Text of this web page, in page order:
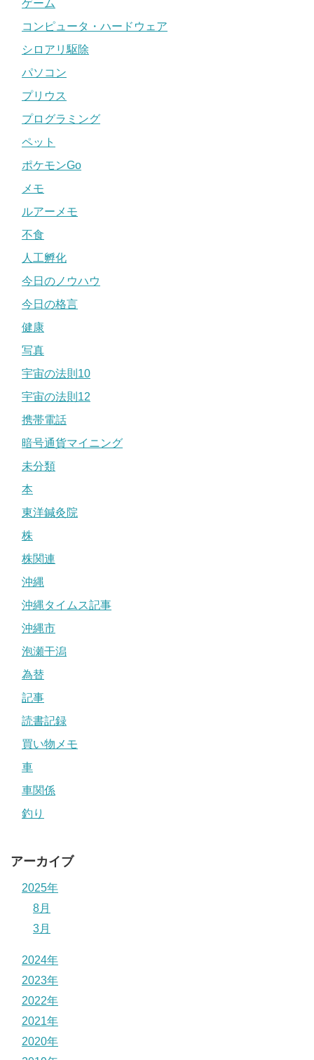
ゲーム
コンピュータ・ハードウェア
シロアリ駆除
パソコン
プリウス
プログラミング
ペット
ポケモンGo
メモ
ルアーメモ
不食
人工孵化
今日のノウハウ
今日の格言
健康
写真
宇宙の法則10
宇宙の法則12
携帯電話
暗号通貨マイニング
未分類
本
東洋鍼灸院
株
株関連
沖縄
沖縄タイムス記事
沖縄市
泡瀬干潟
為替
記事
読書記録
買い物メモ
車
車関係
釣り
アーカイブ
2025年
8月
3月
2024年
2023年
2022年
2021年
2020年